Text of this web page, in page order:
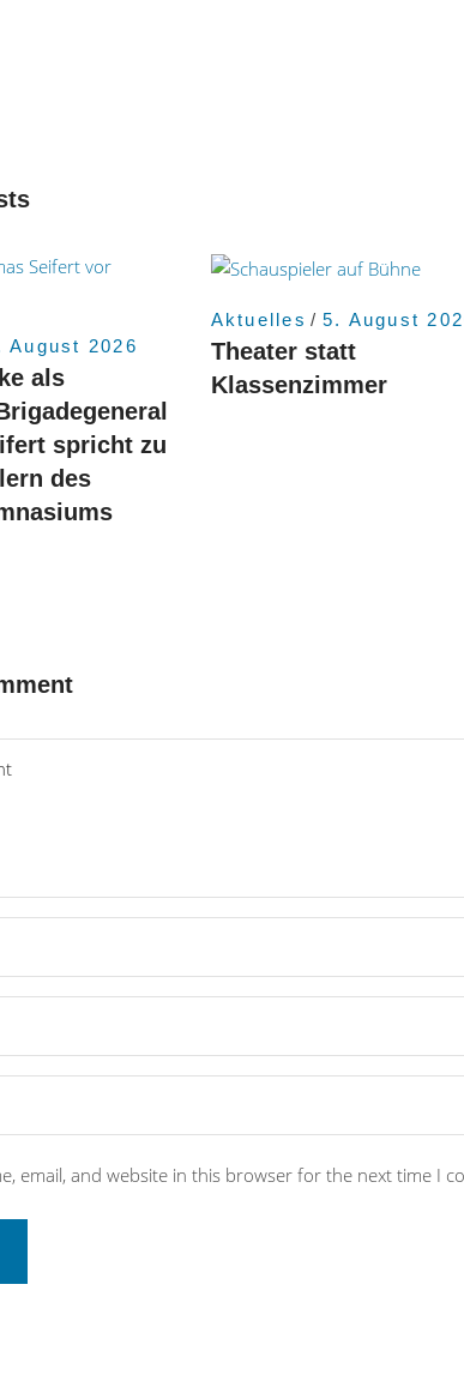
August 2026
als
spricht zu
des
Aktuelles 5. August
Theater statt
Klassenzimmer
email, and website in this browser for the next time I